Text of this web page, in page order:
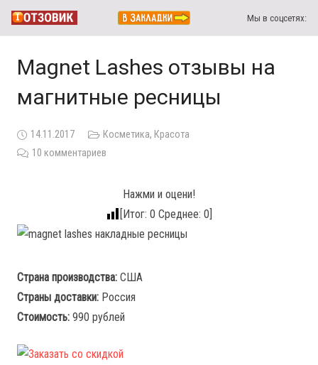
Мы в соцсетях:
Magnet Lashes отзывы на
магнитные ресницы
14.11.2017 Косметика, Красота
10 комментариев
Нажми и оцени!
[Итог: 0 Среднее: 0
Страна производства: США
Страны доставки: Россия
Стоимость: 990 рублей